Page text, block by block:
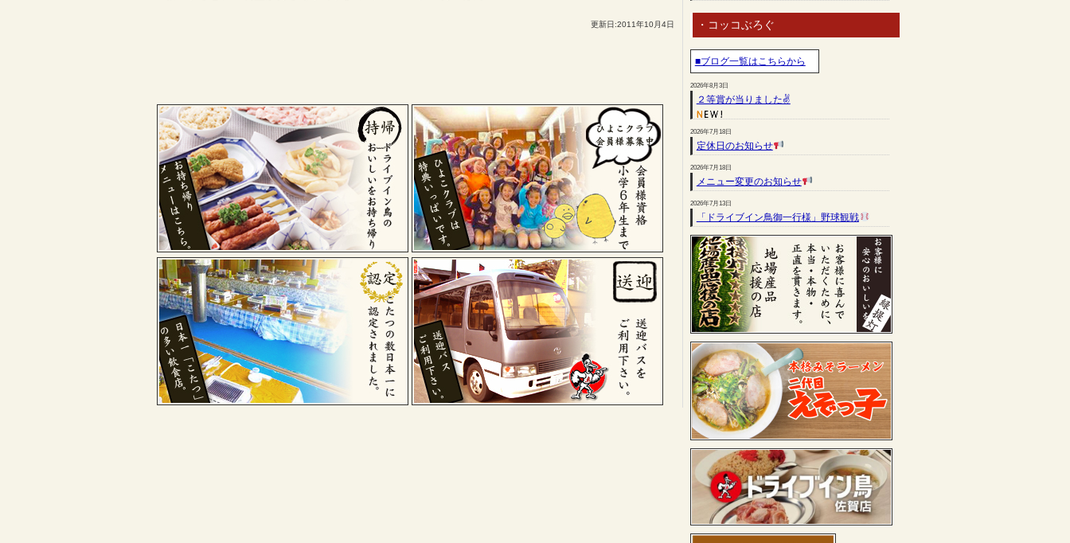
更新日:2011年10月4日 ・コッコぶろぐ
■ブログ一覧はこちらから
2026年8月3日
２等賞が当りました✌
2026年7月18日
定休日のお知らせ
2026年7月18日
メニュー変更のお知らせ
2026年7月13日
「ドライブイン鳥御一行様」野球観戦